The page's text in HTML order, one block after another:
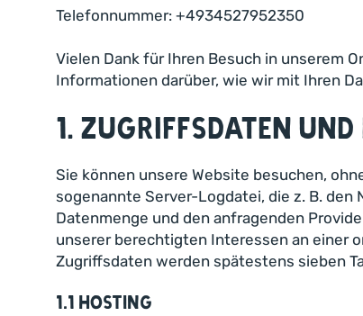
Telefonnummer: +4934527952350
Vielen Dank für Ihren Besuch in unserem
Informationen darüber, wie wir mit Ihren
1. Zugriffsdaten
Sie können unsere Website besuchen,
sogenannte Server-Logdatei, die z. B.
Datenmenge und den anfragenden
unserer berechtigten Interessen an einer
Zugriffsdaten werden spätestens sieben
1.1 Hosting